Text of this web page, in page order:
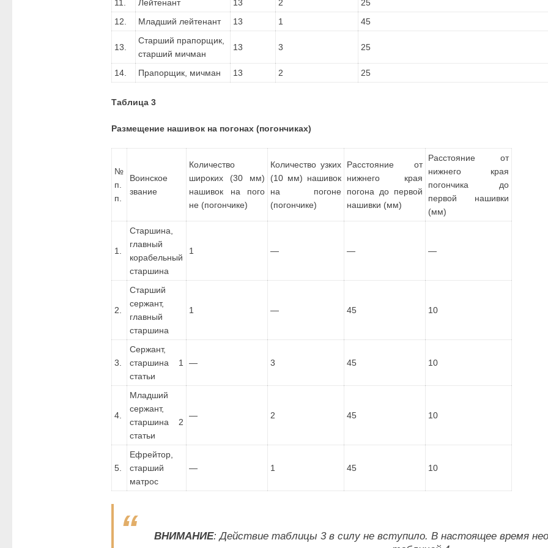
11.
Лейтенант 13 2 25
12.
Младший лейтенант 13 1 45
13.
Старший прапорщик,
старший мичман
13 3 25
14. Прапорщик, мичман 13 2 25
Таблица 3
Размещение нашивок на погонах (погончиках)
№
п.
п.
Воинское
звание
Количество
широких (30 мм)
нашивок на пого
не (погончике)
Количество узких
(10 мм) нашивок
на погоне
(погончике)
Расстояние от
нижнего края
погона до первой
нашивки (мм)
Расстояние от
нижнего края
погончика до
первой нашивки
(мм)
1.
Старшина,
главный
корабельный
старшина
1 — — —
2.
Старший
сержант,
главный
старшина
1 — 45 10
3.
Сержант,
старшина 1
статьи
— 3 45 10
4.
Младший
сержант,
старшина 2
статьи
— 2 45 10
5.
Ефрейтор,
старший
матрос
— 1 45 10
ВНИМАНИЕ: Действие таблицы 3 в силу не вступило. В настоящее время